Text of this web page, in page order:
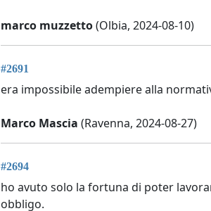
marco muzzetto(Olbia, 2024-08-10)
#2691
era impossibile adempiere alla
Marco Mascia (Ravenna, 2024-08-27)
#2694
ho avuto solo la fortuna di poter
obbligo.